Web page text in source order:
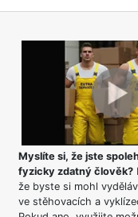
Myslíte si, že jste
fyzicky zdatný člověk?
že byste si mohl
ve stěhovacích a